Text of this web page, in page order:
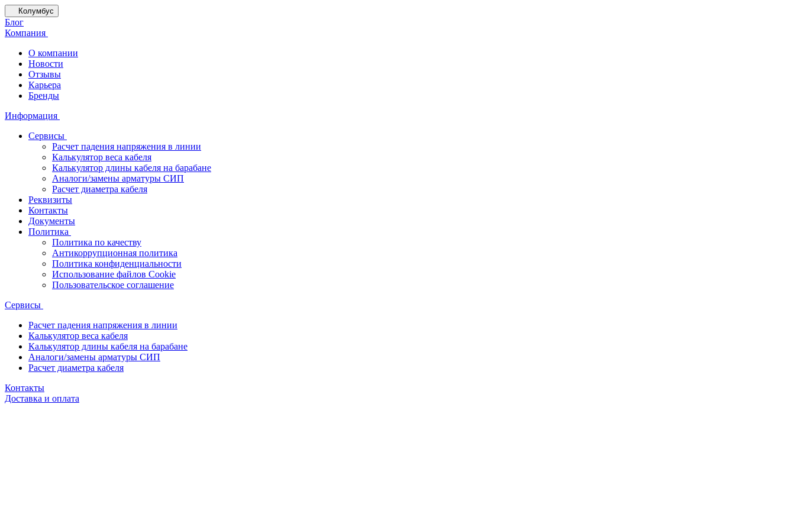
Колумбус
Блог
Компания
О компании
Новости
Отзывы
Карьера
Бренды
Информация
Сервисы
Расчет падения напряжения в линии
Калькулятор веса кабеля
Калькулятор длины кабеля на барабане
Аналоги/замены арматуры СИП
Расчет диаметра кабеля
Реквизиты
Контакты
Документы
Политика
Политика по качеству
Антикоррупционная политика
Политика конфиденциальности
Использование файлов Cookie
Пользовательское соглашение
Сервисы
Расчет падения напряжения в линии
Калькулятор веса кабеля
Калькулятор длины кабеля на барабане
Аналоги/замены арматуры СИП
Расчет диаметра кабеля
Контакты
Доставка и оплата